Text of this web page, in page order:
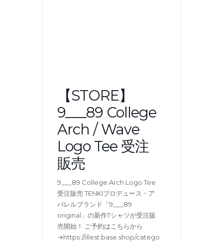
【STORE】
9___89 College
Arch / Wave
Logo Tee 受注
販売
9___89 College Arch Logo Tee
受注販売 TENKIプロデュース・ア
パレルブランド「9___89
original」の新作Tシャツが受注販
売開始！ ご予約はこちらから
→https://illest.base.shop/catego